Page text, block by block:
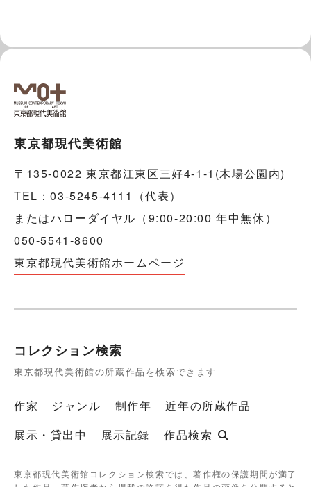
東京都現代美術館
〒135-0022 東京都江東区三好4-1-1(木場公園内)
TEL：03-5245-4111（代表）
またはハローダイヤル（9:00-20:00 年中無休）
050-5541-8600
東京都現代美術館ホームページ
コレクション検索
東京都現代美術館の所蔵作品を検索できます
作家 ジャンル 制作年
近年の所蔵作品
展示・貸出中
展示記録 作品検索
東京都現代美術館コレクション検索では、著作権の保護期間が満了